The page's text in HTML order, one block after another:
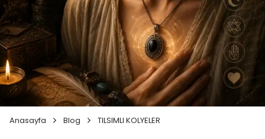
Anasayfa Blog TILSIMLI KOLYELER